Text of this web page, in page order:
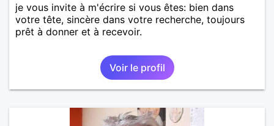
je vous invite à m'écrire si vous êtes: bien dans
votre tête, sincère dans votre recherche, toujours
prêt à donner et à recevoir.
Voir le profil